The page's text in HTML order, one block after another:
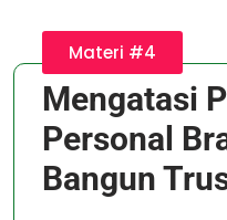
Materi #4
Mengatasi
Personal
Bangun